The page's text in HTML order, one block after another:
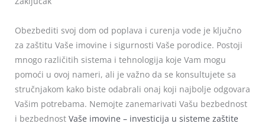
Obezbediti svoj dom od poplava i curenja vode je ključno
za zaštitu Vaše imovine i sigurnosti Vaše porodice. Postoji
mnogo različitih sistema i tehnologija koje Vam mogu
pomoći u ovoj nameri, ali je važno da se konsultujete sa
stručnjakom kako biste odabrali onaj koji najbolje odgovara
Vašim potrebama. Nemojte zanemarivati Vašu bezbednost
i bezbednost Vaše imovine – investicija u sisteme zaštite